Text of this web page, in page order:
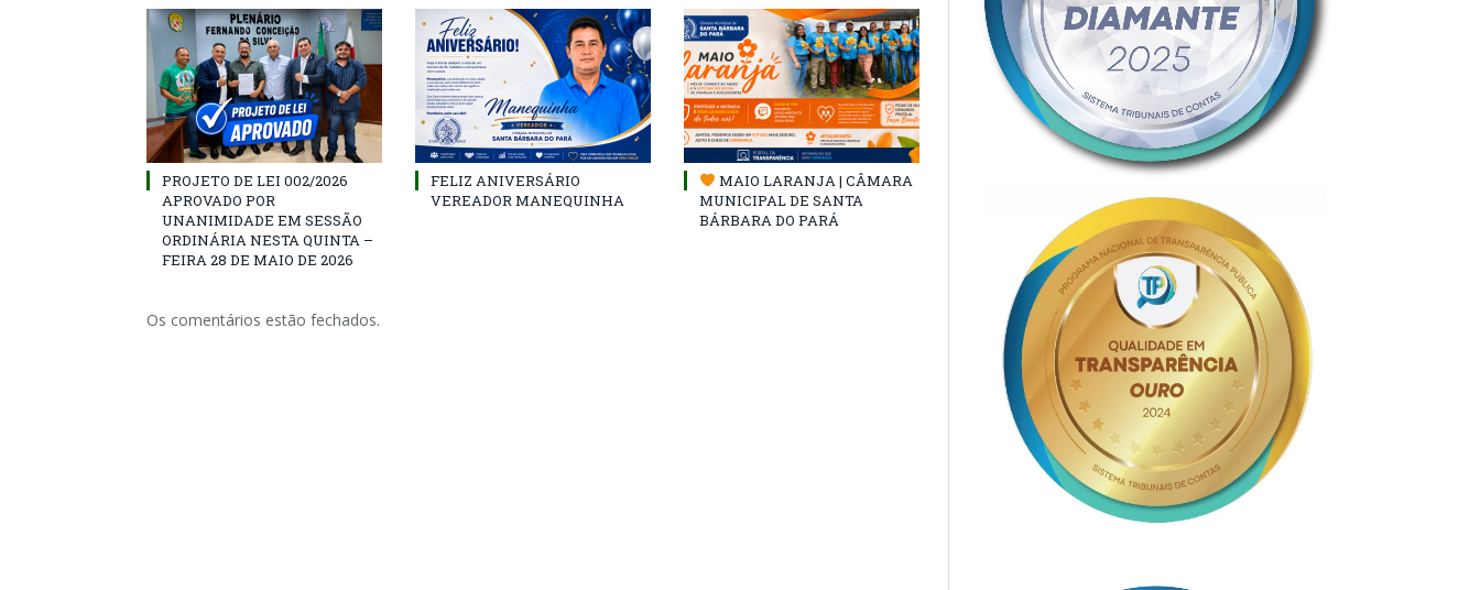
PROJETO DE LEI 002/2026
APROVADO POR
UNANIMIDADE EM SESSÃO
ORDINÁRIA NESTA QUINTA –
FEIRA 28 DE MAIO DE 2026
FELIZ ANIVERSÁRIO
VEREADOR MANEQUINHA
MAIO LARANJA | CÂMARA
MUNICIPAL DE SANTA
BÁRBARA DO PARÁ
Os comentários estão fechados.